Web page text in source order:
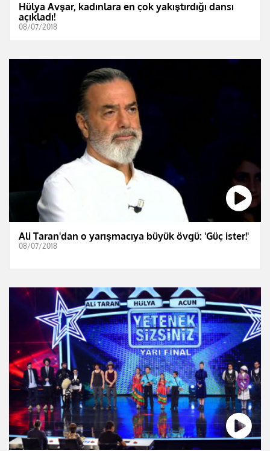
Hülya Avşar, kadınlara en çok yakıştırdığı dansı
açıkladı!
08/07/2018
Ali Taran'dan o yarışmacıya büyük övgü: 'Güç ister!'
08/07/2018